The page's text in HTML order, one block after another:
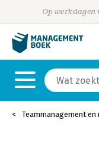
Op werkdagen
Teammanagement en